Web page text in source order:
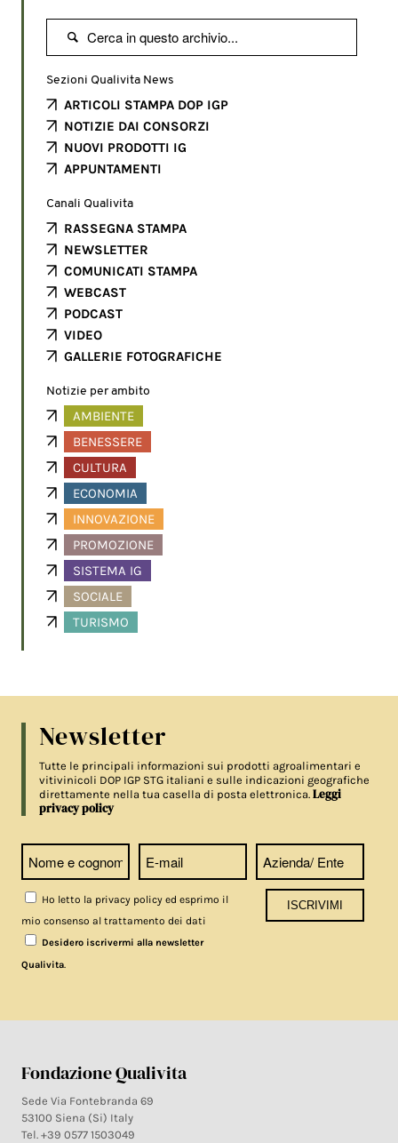

Sezioni Qualivita News
ARTICOLI STAMPA DOP IGP
NOTIZIE DAI CONSORZI
NUOVI PRODOTTI IG
APPUNTAMENTI
Canali Qualivita
RASSEGNA STAMPA
NEWSLETTER
COMUNICATI STAMPA
WEBCAST
PODCAST
VIDEO
GALLERIE FOTOGRAFICHE
Notizie per ambito
AMBIENTE
BENESSERE
CULTURA
ECONOMIA
INNOVAZIONE
PROMOZIONE
SISTEMA IG
SOCIALE
TURISMO
Newsletter
Tutte le principali informazioni sui prodotti agroalimentari e
vitivinicoli DOP IGP STG italiani e sulle indicazioni geografiche
direttamente nella tua casella di posta elettronica.Leggi
privacy policy
Ho letto la privacy policy ed esprimo il
mio consenso al trattamento dei dati
Desidero iscrivermi alla newsletter
Qualivita.
Fondazione Qualivita
Sede Via Fontebranda 69
53100 Siena (Si) Italy
Tel. +39 0577 1503049